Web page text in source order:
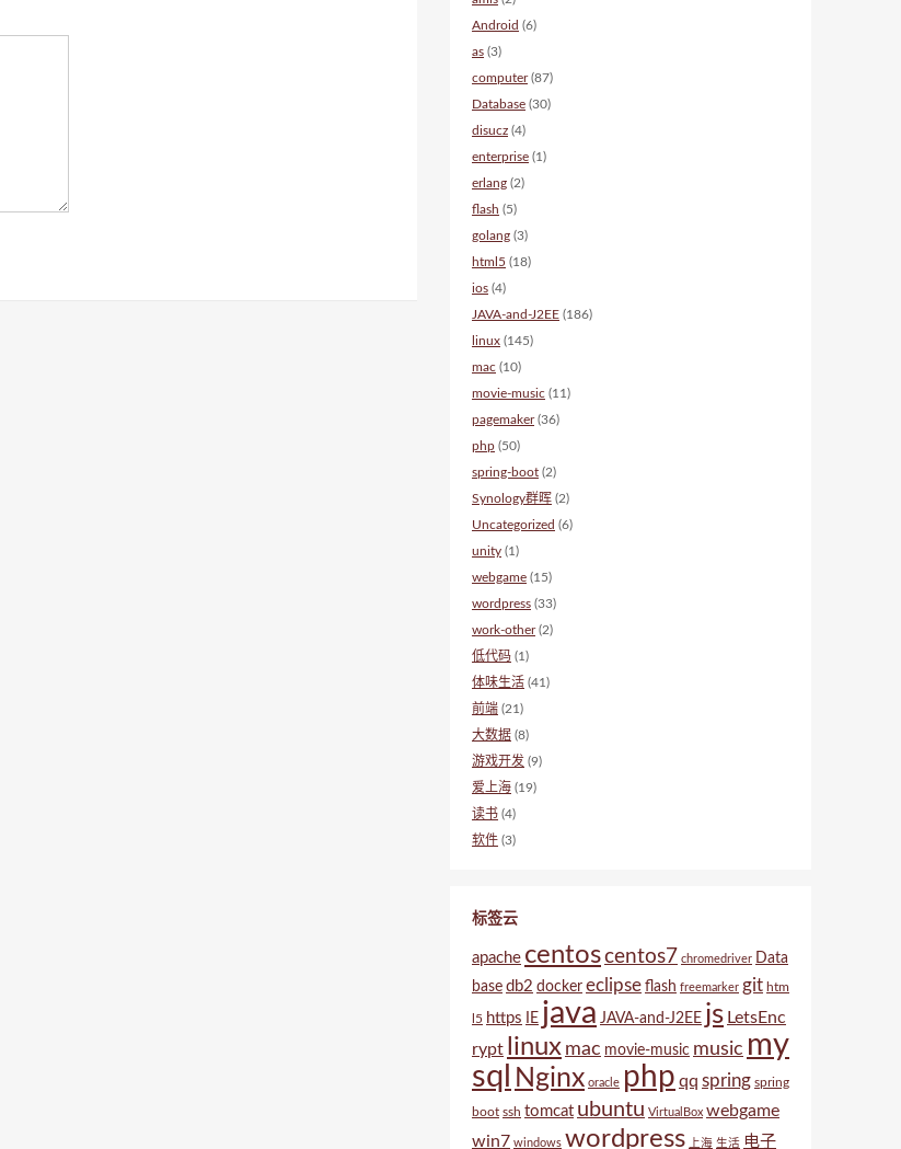
Android (6)
as (3)
computer(87)
Database (30)
disucz (4)
enterprise (1)
erlang (2)
flash (5)
golang (3)
html5 (18)
ios (4)
JAVA-and-J2EE (186)
linux (145)
mac (10)
movie-music (11)
pagemaker(36)
php (50)
spring-boot (2)
Synology群晖 (2)
Uncategorized (6)
unity (1)
webgame (15)
wordpress (33)
work-other(2)
低代码 (1)
体味生活 (41)
前端 (21)
大数据 (8)
游戏开发 (9)
爱上海 (19)
读书 (4)
软件 (3)
标签云
apache centoscentos7 chromedriver Data
base db2 docker eclipse flash freemarker git htm
l5 https IE java JAVA-and-J2EE js LetsEnc
rypt
linux mac movie-music music my
sql Nginx oracle php qq spring spring
boot ssh tomcat ubuntu VirtualBox webgame
win7 windows wordpress 上海 生活 电子